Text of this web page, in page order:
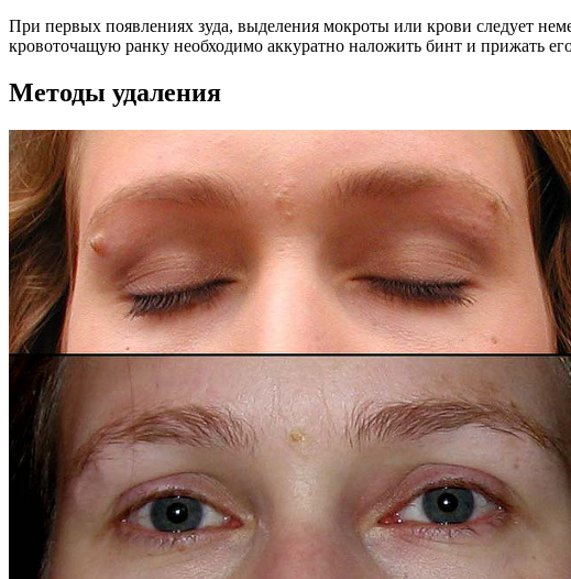
При первых появлениях зуда, выделения мокроты или крови следует
кровоточащую ранку необходимо аккуратно наложить бинт и прижать
Методы удаления